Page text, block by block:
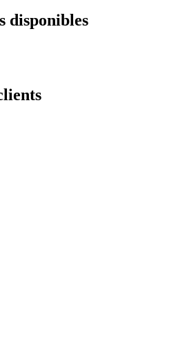
disponibles